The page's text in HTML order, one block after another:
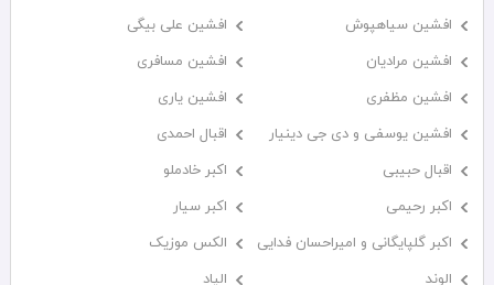
افشین سیاهپوش
افشین علی بیگی
افشین مرادیان
افشین مسافری
افشین مظفری
افشین یاری
افشین یوسفی و دی جی دینیار
اقبال احمدی
اقبال حبیبی
اکبر خادملو
اکبر رحیمی
اکبر سیار
اکبر گلپایگانی و امیراحسان فدایی
الکس موزیک
الوند
الیاد